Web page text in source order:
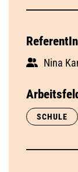
Nina
SCHULE